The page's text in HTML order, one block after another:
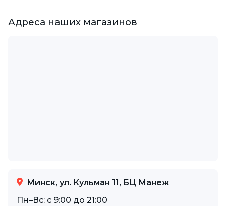
Адреса наших магазинов
Минск, ул. Кульман 11, БЦ Манеж
Пн–Вс: с 9:00 до 21:00